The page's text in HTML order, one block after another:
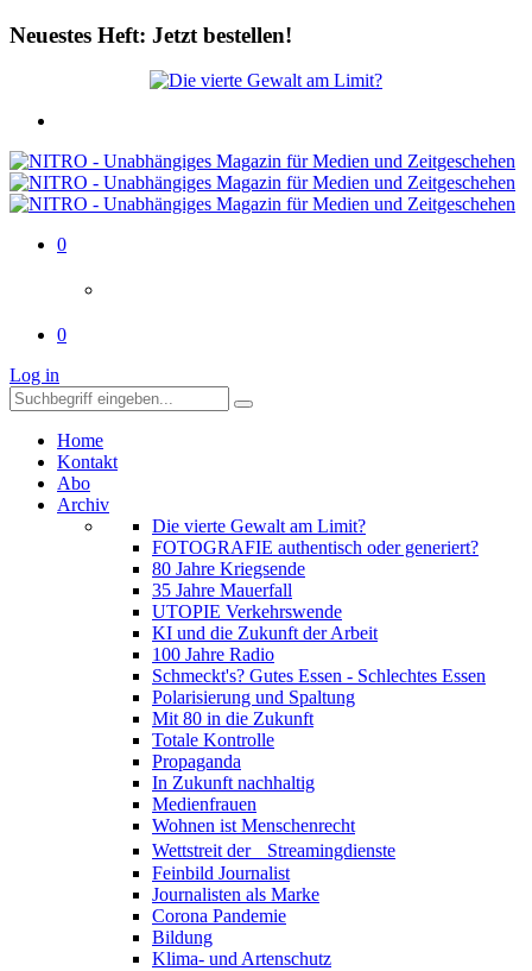
Neuestes Heft: Jetzt bestellen!
0
0
Log in
Home
Kontakt
Abo
Archiv
Die vierte Gewalt am Limit?
FOTOGRAFIE authentisch oder generiert?
80 Jahre Kriegsende
35 Jahre Mauerfall
UTOPIE Verkehrswende
KI und die Zukunft der Arbeit
100 Jahre Radio
Schmeckt's? Gutes Essen - Schlechtes Essen
Polarisierung und Spaltung
Mit 80 in die Zukunft
Totale Kontrolle
Propaganda
In Zukunft nachhaltig
Medienfrauen
Wohnen ist Menschenrecht
Wettstreit der Streamingdienste
Feinbild Journalist
Journalisten als Marke
Corona Pandemie
Bildung
Klima- und Artenschutz